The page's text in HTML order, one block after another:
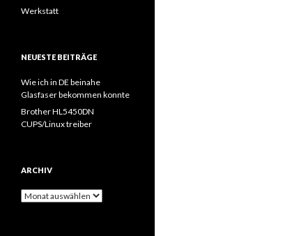
Werkstatt
NEUESTE BEITRÄGE
Wie ich in DE beinahe
Glasfaser bekommen konnte
Brother HL5450DN
CUPS/Linux treiber
ARCHIV
Archiv